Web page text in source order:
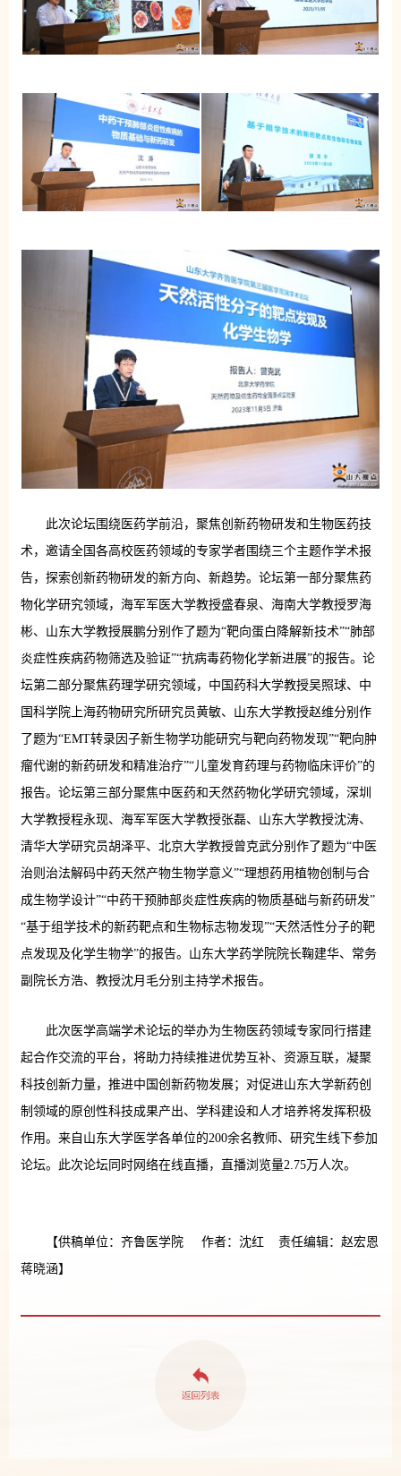
此次论坛围绕医药学前沿，聚焦创新药物研发和生物医药技
术，邀请全国各高校医药领域的专家学者围绕三个主题作学术报
告，探索创新药物研发的新方向、新趋势。论坛第一部分聚焦药
物化学研究领域，海军军医大学教授盛春泉、海南大学教授罗海
彬、山东大学教授展鹏分别作了题为“靶向蛋白降解新技术”“肺部
炎症性疾病药物筛选及验证”“抗病毒药物化学新进展”的报告。论
坛第二部分聚焦药理学研究领域，中国药科大学教授吴照球、中
国科学院上海药物研究所研究员黄敏、山东大学教授赵维分别作
了题为“EMT转录因子新生物学功能研究与靶向药物发现”“靶向肿
瘤代谢的新药研发和精准治疗”“儿童发育药理与药物临床评价”的
报告。论坛第三部分聚焦中医药和天然药物化学研究领域，深圳
大学教授程永现、海军军医大学教授张磊、山东大学教授沈涛、
清华大学研究员胡泽平、北京大学教授曾克武分别作了题为“中医
治则治法解码中药天然产物生物学意义”“理想药用植物创制与合
成生物学设计”“中药干预肺部炎症性疾病的物质基础与新药研发”
“基于组学技术的新药靶点和生物标志物发现”“天然活性分子的靶
点发现及化学生物学”的报告。山东大学药学院院长鞠建华、常务
副院长方浩、教授沈月毛分别主持学术报告。
此次医学高端学术论坛的举办为生物医药领域专家同行搭建
起合作交流的平台，将助力持续推进优势互补、资源互联，凝聚
科技创新力量，推进中国创新药物发展；对促进山东大学新药创
制领域的原创性科技成果产出、学科建设和人才培养将发挥积极
作用。来自山东大学医学各单位的200余名教师、研究生线下参加
论坛。此次论坛同时网络在线直播，直播浏览量2.75万人次。
【供稿单位：齐鲁医学院 作者：沈红 责任编辑：赵宏恩
蒋晓涵】